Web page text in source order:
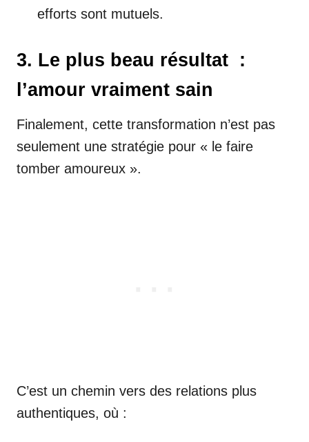
efforts sont mutuels.
3. Le plus beau résultat :
l’amour vraiment sain
Finalement, cette transformation n’est pas
seulement une stratégie pour « le faire
tomber amoureux ».
C’est un chemin vers des relations plus
authentiques, où :